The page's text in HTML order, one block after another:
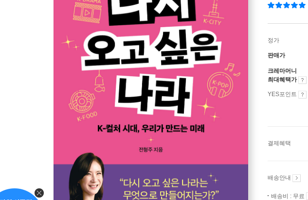
정가
판매가
크레마머니
최대혜택가
YES포인트
결제혜택
배송안내
배송비 : 무료